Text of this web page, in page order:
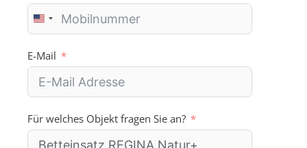
U
n
i
t
e
d
t
E-Mail
Für welches Objekt fragen Sie an?